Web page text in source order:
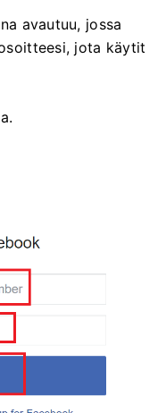
avautuu, jossa
jota käytit